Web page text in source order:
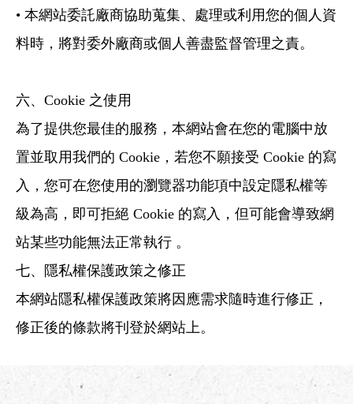
• 本網站委託廠商協助蒐集、處理或利用您的個人資
料時，將對委外廠商或個人善盡監督管理之責。
六、Cookie 之使用
為了提供您最佳的服務，本網站會在您的電腦中放
置並取用我們的 Cookie，若您不願接受 Cookie 的寫
入，您可在您使用的瀏覽器功能項中設定隱私權等
級為高，即可拒絕 Cookie 的寫入，但可能會導致網
站某些功能無法正常執行 。
七、隱私權保護政策之修正
本網站隱私權保護政策將因應需求隨時進行修正，
修正後的條款將刊登於網站上。